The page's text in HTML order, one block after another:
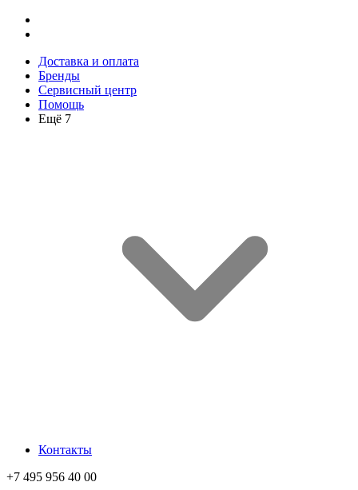
Доставка и оплата
Бренды
Сервисный центр
Помощь
Ещё 7
Контакты
+7 495 956 40 00